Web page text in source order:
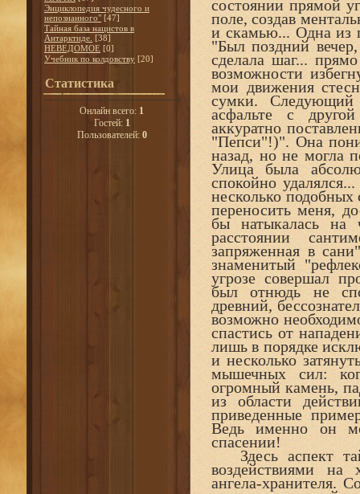
Энциклопедия чудесного и
непознанного" [47]
Тайная база нацистов в
Антарктиде. [38]
НЕВЕДОМОЕ [0]
Учебник по колдовству [20]
Статистика
Онлайн всего: 1
Гостей: 1
Пользователей: 0
состоянии прямой
поле, создав
и скамью... Одна из
"Был поздний
сделала шаг...
возможности
мои движения
сумки.
асфальте с
аккуратно
"Пепси"!)". Она
назад, но не могла
Улица была
спокойно
несколько
переносить меня,
бы натыкалась на
расстоянии
запряженная в
знаменитый
угрозе совершал
был отнюдь не
древний,
возможно
спастись от
лишь в порядке
и несколько
мышечных сил:
огромный камень,
из области
приведенные
Ведь именно он
спасении!
Здесь аспект
воздействиями на
ангела-хранителя.